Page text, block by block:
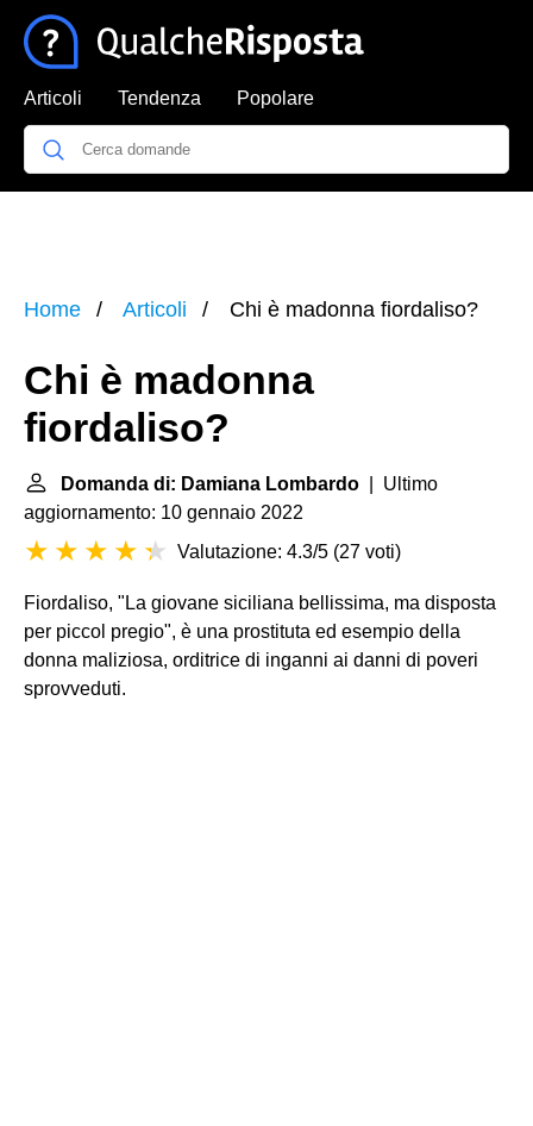
Articoli Tendenza Popolare
Home Articoli Chi è madonna fiordaliso?
Chi è madonna
fiordaliso?
Domanda di: Damiana Lombardo | Ultimo
aggiornamento: 10 gennaio 2022
Valutazione: 4.3/5 (27 voti)
Fiordaliso, "La giovane siciliana bellissima, ma disposta
per piccol pregio", è una prostituta ed esempio della
donna maliziosa, orditrice di inganni ai danni di poveri
sprovveduti.